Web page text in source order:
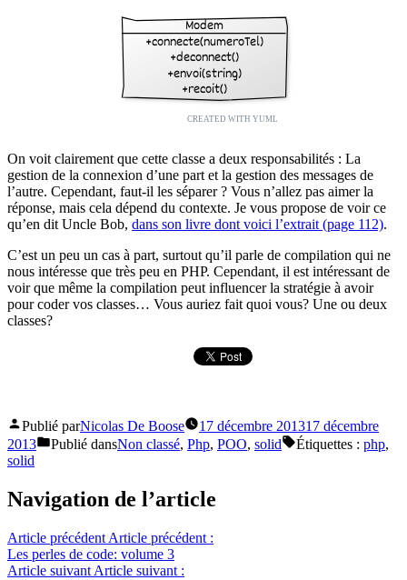
On voit clairement que cette classe a deux responsabilités : La
gestion de la connexion d’une part et la gestion des messages de
l’autre. Cependant, faut-il les séparer ? Vous n’allez pas aimer la
réponse, mais cela dépend du contexte. Je vous propose de voir ce
qu’en dit Uncle Bob, dans son livre dont voici l’extrait (page 112).
C’est un peu un cas à part, surtout qu’il parle de compilation qui ne
nous intéresse que très peu en PHP. Cependant, il est intéressant de
voir que même la compilation peut influencer la stratégie à avoir
pour coder vos classes… Vous auriez fait quoi vous? Une ou deux
classes?
Publié parNicolas De Boose 17 décembre 201317 décembre
2013
Publié dansNon classé, Php, POO, solid Étiquettes : php,
solid
Navigation de l’article
Article précédent Article précédent :
Les perles de code: volume 3
Article suivant Article suivant :